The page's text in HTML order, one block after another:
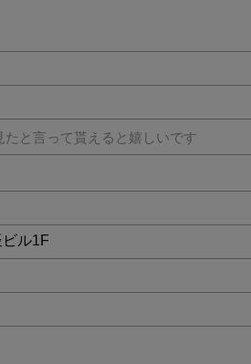
と言って貰えると嬉しいです
ル1F